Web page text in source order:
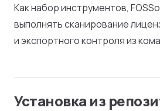
Как набор инструментов,
выполнять сканирование
и экспортного контроля из
Установка из